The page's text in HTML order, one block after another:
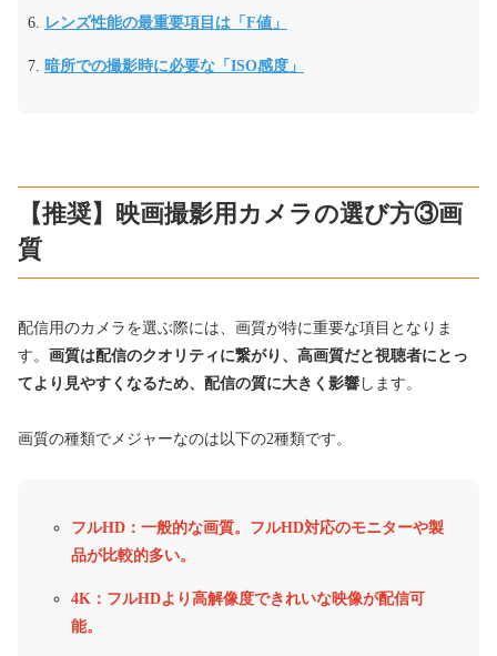
レンズ性能の最重要項目は「F値」
暗所での撮影時に必要な「ISO感度」
【推奨】映画撮影用カメラの選び方③画
質
配信用のカメラを選ぶ際には、画質が特に重要な項目となりま
す。 画質は配信のクオリティに繋がり、高画質だと視聴者にとっ
てより見やすくなるため、配信の質に大きく影響 します。
画質の種類でメジャーなのは以下の2種類です。
フルHD：一般的な画質。フルHD対応のモニターや製
品が比較的多い。
4K：フルHDより高解像度できれいな映像が配信可
能。